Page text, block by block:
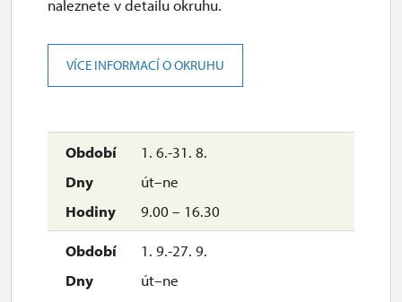
1. 6.-31. 8.
út–ne
9.00 – 16.30
1. 9.-27. 9.
út–ne
naleznete v detailu okruhu.
VÍCE INFORMACÍ O OKRUHU